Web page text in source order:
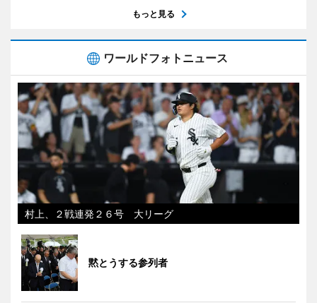
もっと見る
ワールドフォトニュース
村上、２戦連発２６号 大リーグ
黙とうする参列者